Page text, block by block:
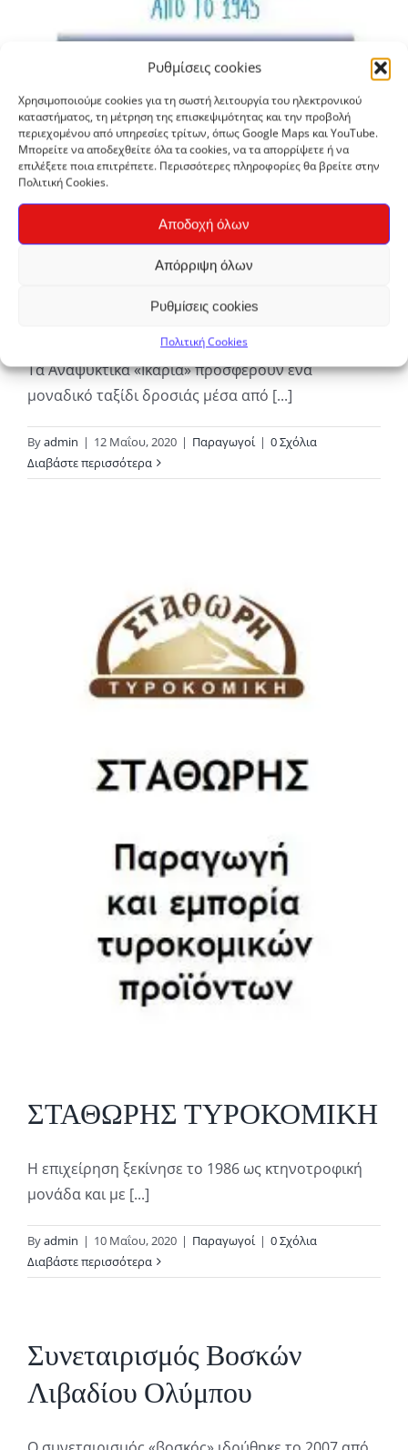
Ρυθμίσεις cookies
Χρησιμοποιούμε cookies για τη σωστή λειτουργία του ηλεκτρονικού
καταστήματος, τη μέτρηση της επισκεψιμότητας και την προβολή
περιεχομένου από υπηρεσίες τρίτων, όπως Google Maps και YouTube.
Μπορείτε να αποδεχθείτε όλα τα cookies, να τα απορρίψετε ή να
επιλέξετε ποια επιτρέπετε. Περισσότερες πληροφορίες θα βρείτε στην
Πολιτική Cookies.
Αποδοχή όλων
Απόρριψη όλων
Ρυθμίσεις cookies
Πολιτική Cookies
ΑΝΑΨΥΚΤΙΚΑ ΙΚΑΡΙΑ
Τα Αναψυκτικά «Ικαρία» προσφέρουν ένα
μοναδικό ταξίδι δροσιάς μέσα από [...]
Byadmin | 12 Μαΐου, 2020 | Παραγωγοί | 0 Σχόλια
Διαβάστε περισσότερα
ΣΤΑΘΩΡΗΣ ΤΥΡΟΚΟΜΙΚΗ
Η επιχείρηση ξεκίνησε το 1986 ως κτηνοτροφική
μονάδα και με [...]
Byadmin | 10 Μαΐου, 2020 | Παραγωγοί | 0 Σχόλια
Διαβάστε περισσότερα
Συνεταιρισμός Βοσκών
Λιβαδίου Ολύμπου